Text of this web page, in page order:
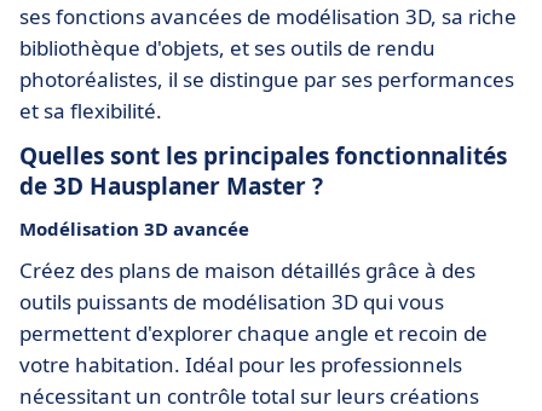
ses fonctions avancées de modélisation 3D, sa riche
bibliothèque d'objets, et ses outils de rendu
photoréalistes, il se distingue par ses performances
et sa flexibilité.
Quelles sont les principales fonctionnalités
de 3D Hausplaner Master ?
Modélisation 3D avancée
Créez des plans de maison détaillés grâce à des
outils puissants de modélisation 3D qui vous
permettent d'explorer chaque angle et recoin de
votre habitation. Idéal pour les professionnels
nécessitant un contrôle total sur leurs créations